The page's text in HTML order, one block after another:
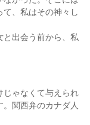
、私はその神々し
と出会う前から、私
じゃなくて与えられ
関西弁のカナダ人